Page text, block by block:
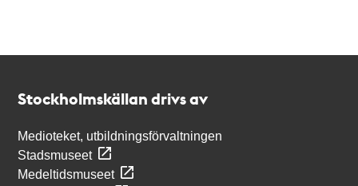
Stockholmskällan drivs av
Medioteket, utbildningsförvaltningen
Stadsmuseet
Medeltidsmuseet